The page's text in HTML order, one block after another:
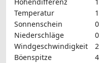
Höhendifferenz
Temperatur
Sonnenschein
Niederschläge
Windgeschwindigkeit
Böenspitze